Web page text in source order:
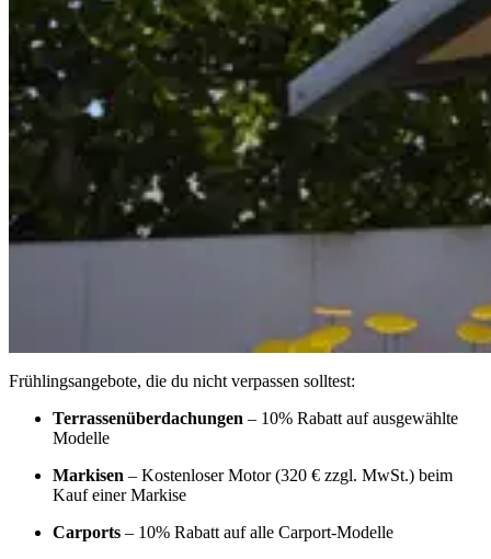
Frühlingsangebote, die du nicht verpassen solltest:
Terrassenüberdachungen – 10% Rabatt auf ausgewählte
Modelle
Markisen – Kostenloser Motor (320 € zzgl. MwSt.) beim
Kauf einer Markise
Carports – 10% Rabatt auf alle Carport‑Modelle